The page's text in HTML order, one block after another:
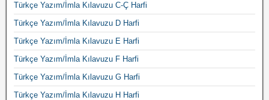
Türkçe Yazım/İmla Kılavuzu C-Ç Harfi
Türkçe Yazım/İmla Kılavuzu D Harfi
Türkçe Yazım/İmla Kılavuzu E Harfi
Türkçe Yazım/İmla Kılavuzu F Harfi
Türkçe Yazım/İmla Kılavuzu G Harfi
Türkçe Yazım/İmla Kılavuzu H Harfi